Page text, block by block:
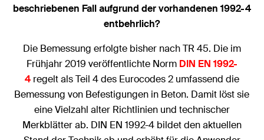
beschriebenen Fall aufgrund der vorhandenen 1992-4
entbehrlich?
Die Bemessung erfolgte bisher nach TR 45. Die im
Frühjahr 2019 veröffentlichte Norm DIN EN 1992-
4regelt als Teil 4 des Eurocodes 2 umfassend die
Bemessung von Befestigungen in Beton. Damit löst sie
eine Vielzahl alter Richtlinien und technischer
Merkblätter ab. DIN EN 1992-4 bildet den aktuellen